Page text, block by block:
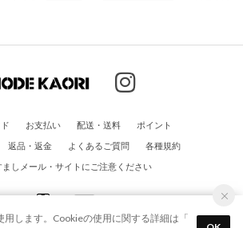
お支払い 配送・送料
ポイント
返品・返金 よくあるご質問
各種規約
ましメール・サイトにご注意ください
用します。Cookieの使用に関する詳細は「